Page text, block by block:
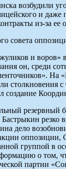
возбудили
и
из-за
совета
и
он, среди
резервный
дело
группой в
о том,
партии